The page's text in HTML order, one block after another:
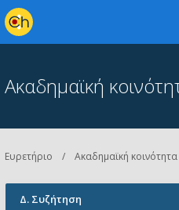
Ακαδημαϊκή
Ευρετήριο Ακαδημαϊκή
Δ. Συζήτηση